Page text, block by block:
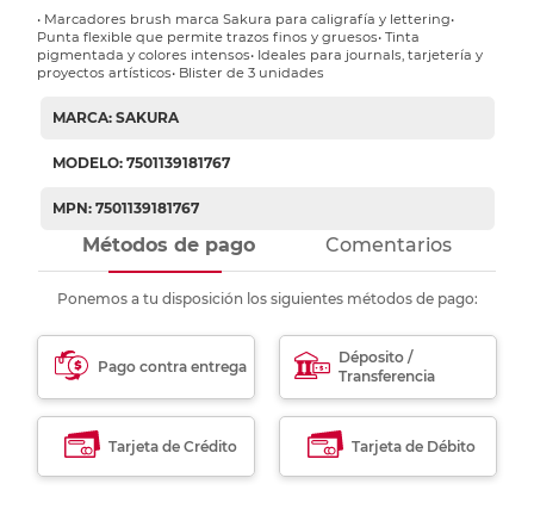
• Marcadores brush marca Sakura para caligrafía y lettering•
Punta flexible que permite trazos finos y gruesos• Tinta
pigmentada y colores intensos• Ideales para journals, tarjetería y
proyectos artísticos• Blister de 3 unidades
MARCA: SAKURA
MODELO: 7501139181767
MPN: 7501139181767
Métodos de pago Comentarios
Ponemos a tu disposición los siguientes métodos de pago:
Pago contra entrega
Déposito /
Transferencia
Tarjeta de Crédito Tarjeta de Débito